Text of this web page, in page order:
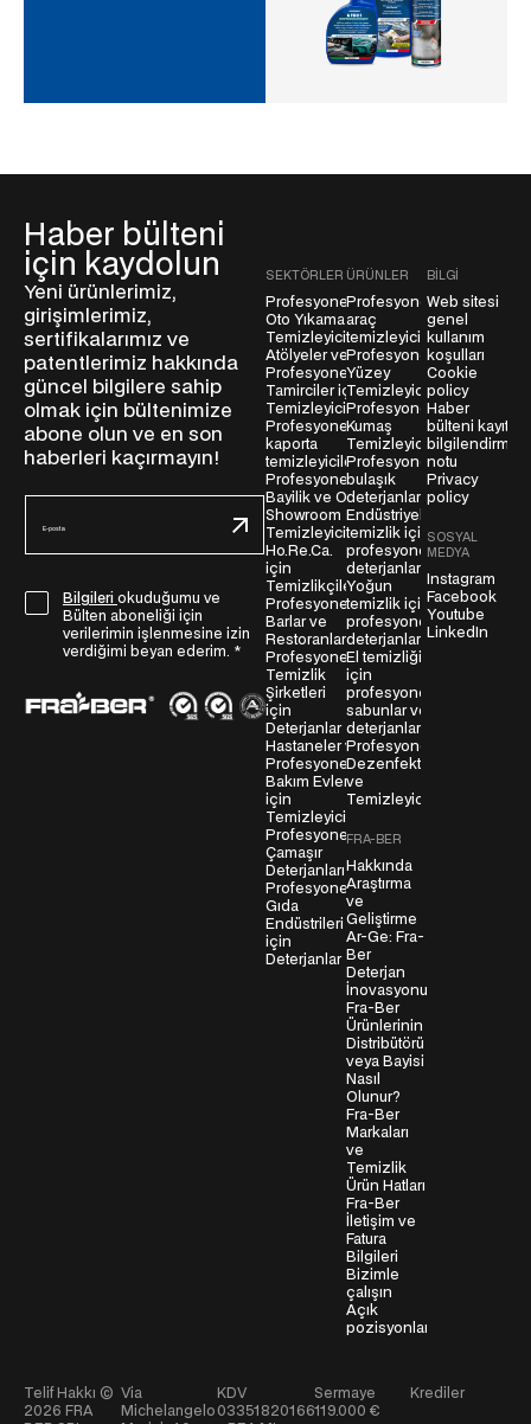
Haber bülteni
için kaydolun
Yeni ürünlerimiz,
girişimlerimiz,
sertifikalarımız ve
patentlerimiz hakkında
güncel bilgilere sahip
olmak için bültenimize
abone olun ve en son
haberleri kaçırmayın!
p
S
Bilgileri okuduğumu ve
Bülten aboneliği için
verilerimin işlenmesine izin
verdiğimi beyan ederim. *
SEKTÖRLER
Profesyonel
Oto Yıkama
Temizleyicileri
Atölyeler ve
Profesyonel
Tamirciler için
Temizleyiciler
Profesyonel
kaporta
temizleyicileri
Profesyonel
Bayilik ve Oto
Showroom
Temizleyicileri
Ho.Re.Ca.
için
Temizlikçiler
Profesyonel
Barlar ve
Restoranlar
Profesyonel
Temizlik
Şirketleri
için
Deterjanlar
Hastaneler ve
Profesyonel
Bakım Evleri
için
Temizleyiciler
Profesyonel
Çamaşır
Deterjanları
Profesyonel
Gıda
Endüstrileri
için
Deterjanlar
ÜRÜNLER
Profesyonel
araç
temizleyicileri
Profesyonel
Yüzey
Temizleyiciler
Profesyonel
Kumaş
Temizleyiciler
Profesyonel
bulaşık
deterjanları
Endüstriyel
temizlik için
profesyonel
deterjanlar
Yoğun
temizlik için
profesyonel
deterjanlar
El temizliği
için
profesyonel
sabunlar ve
deterjanlar
Profesyonel
Dezenfektanlar
ve
Temizleyiciler
FRA-BER
Hakkında
Araştırma
ve
Geliştirme
Ar-Ge: Fra-
Ber
Deterjan
İnovasyonu
Fra-Ber
Ürünlerinin
Distribütörü
veya Bayisi
Nasıl
Olunur?
Fra-Ber
Markaları
ve
Temizlik
Ürün Hatları
Fra-Ber
İletişim ve
Fatura
Bilgileri
Bizimle
çalışın
Açık
pozisyonlar
BILGI
Web sitesi
genel
kullanım
koşulları
Cookie
policy
Haber
bülteni kayıt
bilgilendirme
notu
Privacy
policy
SOSYAL
MEDYA
Instagram
Facebook
Youtube
LinkedIn
Telif Hakkı ©
2026 FRA
Via
Michelangelo
KDV
03351820166
Sermaye
119.000 €
Krediler